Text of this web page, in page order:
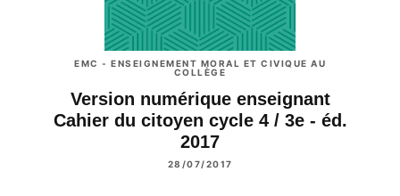
EMC - ENSEIGNEMENT MORAL ET CIVIQUE AU
COLLÈGE
Version numérique enseignant
Cahier du citoyen cycle 4 / 3e - éd.
2017
28/07/2017